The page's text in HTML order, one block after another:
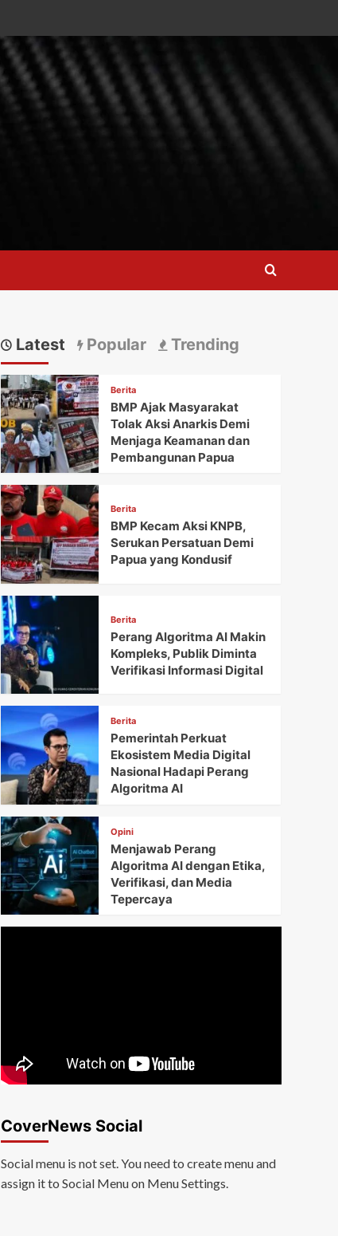
Latest Popular Trending
Berita
BMP Ajak Masyarakat
Tolak Aksi Anarkis Demi
Menjaga Keamanan dan
Pembangunan Papua
Berita
BMP Kecam Aksi KNPB,
Serukan Persatuan Demi
Papua yang Kondusif
Berita
Perang Algoritma AI Makin
Kompleks, Publik Diminta
Verifikasi Informasi Digital
Berita
Pemerintah Perkuat
Ekosistem Media Digital
Nasional Hadapi Perang
Algoritma AI
Opini
Menjawab Perang
Algoritma AI dengan Etika,
Verifikasi, dan Media
Tepercaya
CoverNews Social
Social menu is not set. You need to create menu and
assign it to Social Menu on Menu Settings.